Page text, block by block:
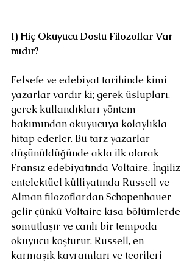
I) Hiç Okuyucu Dostu Filozoflar Var
mıdır?
Felsefe ve edebiyat tarihinde kimi
yazarlar vardır ki; gerek üslupları,
gerek kullandıkları yöntem
bakımından okuyucuya kolaylıkla
hitap ederler. Bu tarz yazarlar
düşünüldüğünde akla ilk olarak
Fransız edebiyatında Voltaire, İngiliz
entelektüel külliyatında Russell ve
Alman filozoflardan Schopenhauer
gelir çünkü Voltaire kısa bölümlerde
somutlaşır ve canlı bir tempoda
okuyucu koşturur. Russell, en
karmaşık kavramları ve teorileri